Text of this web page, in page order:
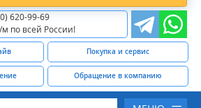
620-99-69
м по всей России!
Покупка и сервис
Обращение в компанию